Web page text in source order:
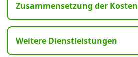
Zusammensetzung der Kosten
Weitere Dienstleistungen